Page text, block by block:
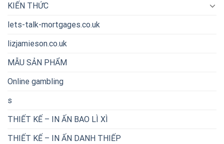
KIẾN THỨC
lets-talk-mortgages.co.uk
lizjamieson.co.uk
MẪU SẢN PHẨM
Online gambling
s
THIẾT KẾ – IN ẤN BAO LÌ XÌ
THIẾT KẾ – IN ẤN DANH THIẾP